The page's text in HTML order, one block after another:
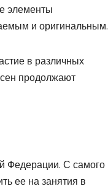
элементы
и оригинальным.
в различных
продолжают
Федерации. С самого
ее на занятия в